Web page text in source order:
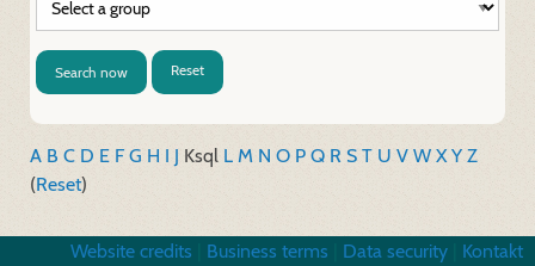
Search now Reset
A B C D E FG H I J Ksql L M N O P Q R S T U V W XY Z
(Reset)
Website credits Business terms Data security Kontakt